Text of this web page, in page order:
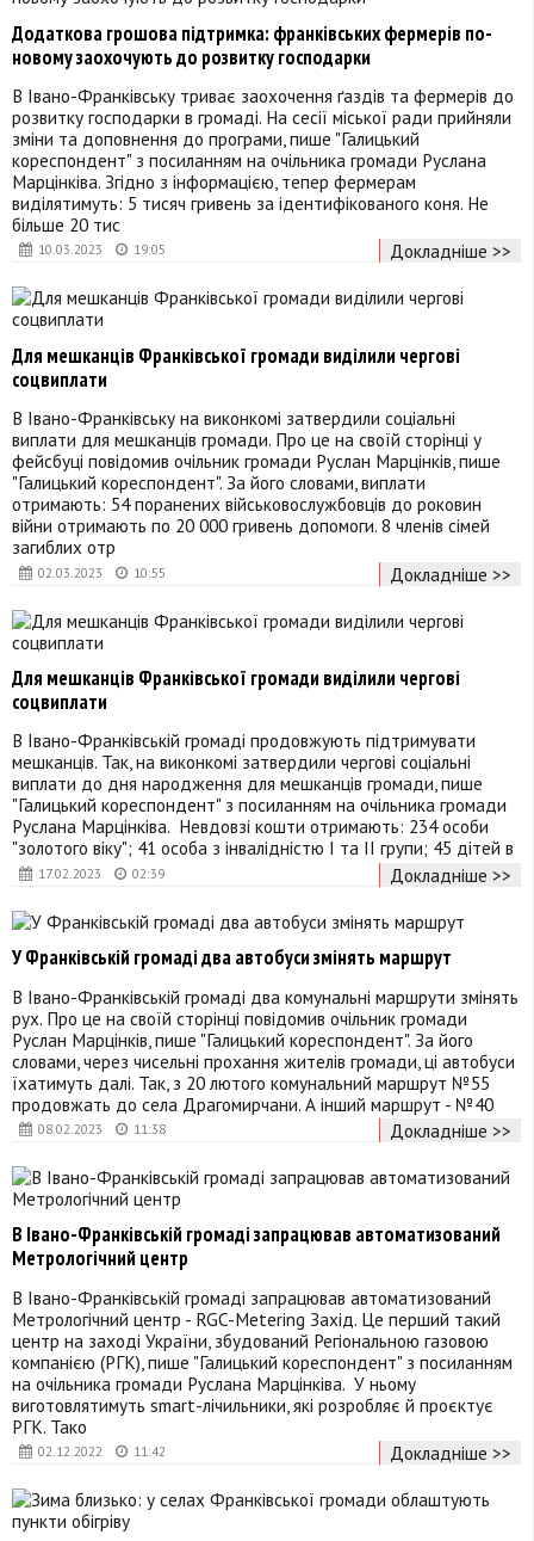
10.03.2023 19:05
Додаткова грошова підтримка: франківських фермерів по-
новому заохочують до розвитку господарки
В Івано-Франківську триває заохочення ґаздів та фермерів до
розвитку господарки в громаді. На сесії міської ради прийняли
зміни та доповнення до програми, пише "Галицький
кореспондент" з посиланням на очільника громади Руслана
Марцінківа. Згідно з інформацією, тепер фермерам
виділятимуть: 5 тисяч гривень за ідентифікованого коня. Не
більше 20 тис
Докладніше >>
02.03.2023 10:55
Для мешканців Франківської громади виділили чергові
соцвиплати
В Івано-Франківську на виконкомі затвердили соціальні
виплати для мешканців громади. Про це на своїй сторінці у
фейсбуці повідомив очільник громади Руслан Марцінків, пише
"Галицький кореспондент". За його словами, виплати
отримають: 54 поранених військовослужбовців до роковин
війни отримають по 20 000 гривень допомоги. 8 членів сімей
загиблих отр
Докладніше >>
17.02.2023 02:39
Для мешканців Франківської громади виділили чергові
соцвиплати
В Івано-Франківській громаді продовжують підтримувати
мешканців. Так, на виконкомі затвердили чергові соціальні
виплати до дня народження для мешканців громади, пише
"Галицький кореспондент" з посиланням на очільника громади
Руслана Марцінківа. Невдовзі кошти отримають: 234 особи
"золотого віку"; 41 особа з інвалідністю І та ІІ групи; 45 дітей в
Докладніше >>
08.02.2023 11:38
У Франківській громаді два автобуси змінять маршрут
В Івано-Франківській громаді два комунальні маршрути змінять
рух. Про це на своїй сторінці повідомив очільник громади
Руслан Марцінків, пише "Галицький кореспондент". За його
словами, через чисельні прохання жителів громади, ці автобуси
їхатимуть далі. Так, з 20 лютого комунальний маршрут №55
продовжать до села Драгомирчани. А інший маршрут - №40
Докладніше >>
02.12.2022 11:42
В Івано-Франківській громаді запрацював автоматизований
Метрологічний центр
В Івано-Франківській громаді запрацював автоматизований
Метрологічний центр - RGC-Metering Захід. Це перший такий
центр на заході України, збудований Регіональною газовою
компанією (РГК), пише "Галицький кореспондент" з посиланням
на очільника громади Руслана Марцінківа. У ньому
виготовлятимуть smart-лічильники, які розробляє й проєктує
РГК. Тако
Докладніше >>